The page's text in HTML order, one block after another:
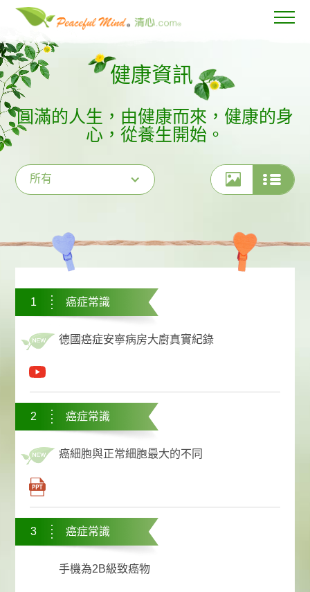
健康資訊
圓滿的人生，由健康而來，健康的身
心，從養生開始。
所有
1 癌症常識
德國癌症安寧病房大廚真實紀錄
2 癌症常識
癌細胞與正常細胞最大的不同
3 癌症常識
手機為2B級致癌物